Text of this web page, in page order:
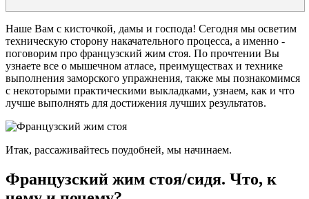
Наше Вам с кисточкой, дамы и господа! Сегодня мы осветим
техническую сторону накачательного процесса, а именно -
поговорим про французский жим стоя. По прочтении Вы
узнаете все о мышечном атласе, преимуществах и технике
выполнения заморского упражнения, также мы познакомимся
с некоторыми практическими выкладками, узнаем, как и что
лучше выполнять для достижения лучших результатов.
Итак, рассаживайтесь поудобней, мы начинаем.
Французский жим стоя/сидя. Что, к